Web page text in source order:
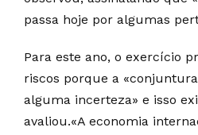
passa hoje por algumas
Para este ano, o exercício
riscos porque a
alguma incerteza» e isso
avaliou.«A economia